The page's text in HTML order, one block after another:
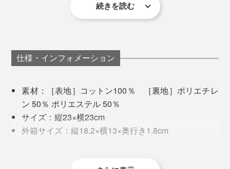
広報・玉木さんのおすすめは、凍らせたペットボトルを
包んで持ち歩く使い方。タオルが結露の水分を吸収し、
いい具合にひえっひえ。
夏の外回り営業中、相手に会う前にこのタオルでクール
乾いた状態で持ち歩き、暑さが厳しくなったら水で濡らして使うのがおすすめ
その秘密は「ゼロクール」の繊維の構造と編み方にあり
ます。
水道で水にさらしても弾いてなかなか浸透しないものが
続きを読む
仕様・インフォメーション
素材：［表地］コットン100％ ［裏地］ポリエチレ
ン 50％ ポリエステル 50％
サイズ：縦23×横23cm
外箱サイズ：縦18.2×横13×奥行き1.8cm
＊洗濯する際はネットに入れてください（タンブラー乾燥不可）